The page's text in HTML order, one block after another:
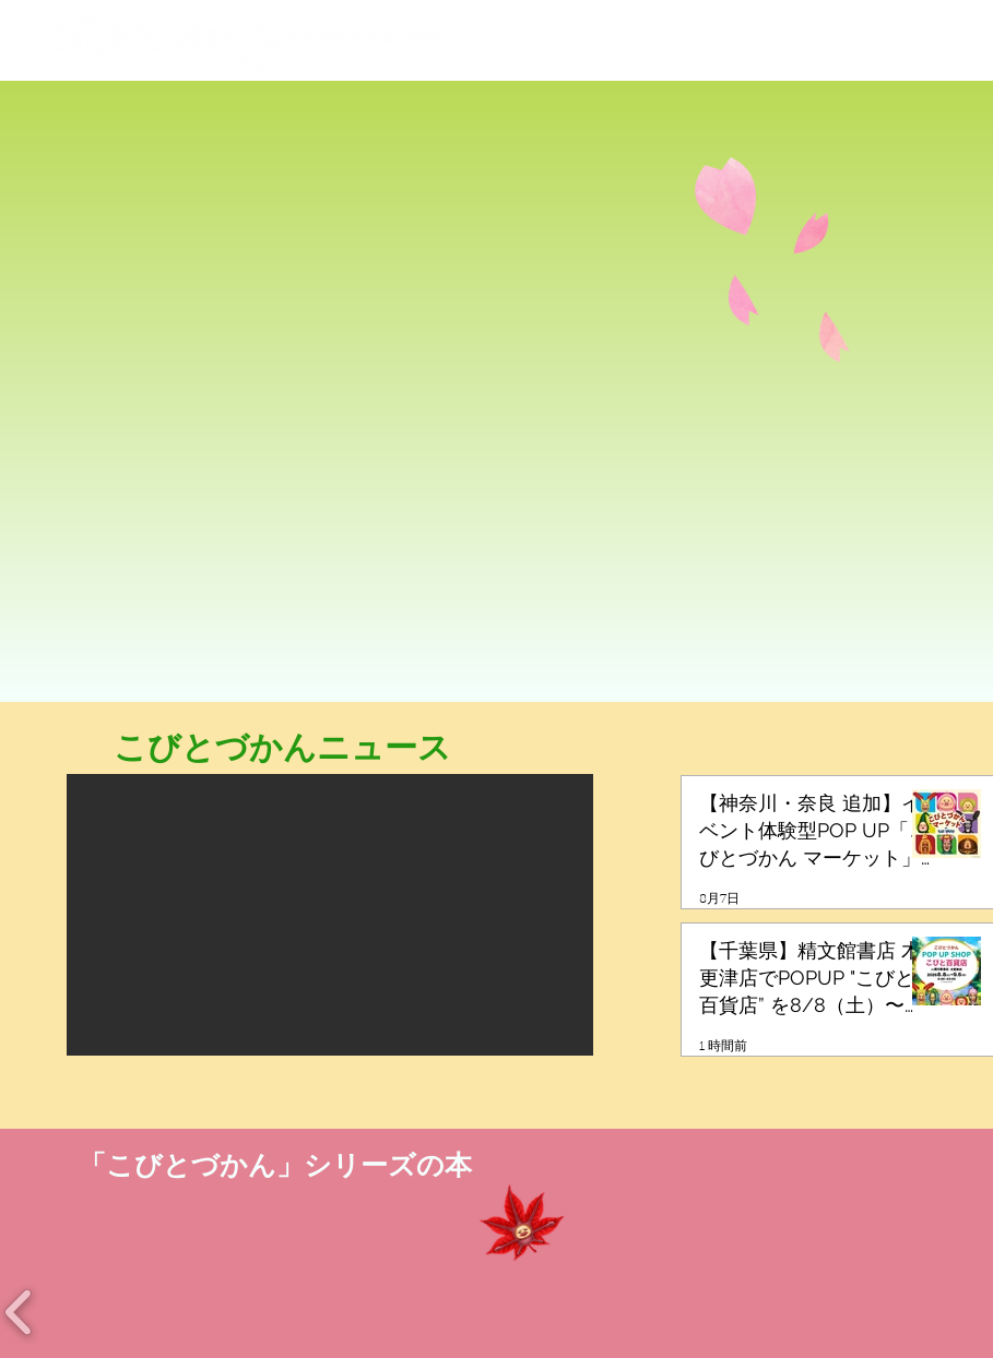
こびとづかんニュース
【神奈川・奈良 追加】イ
ベント体験型POP UP「こ
びとづかん マーケット」
8月7日
【千葉県】精文館書店 木
更津店でPOPUP "こびと
百貨店” を8/8（土）〜開
1 時間前
「こびとづかん」シリーズの本